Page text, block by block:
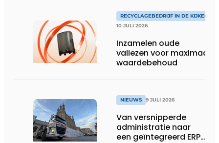
RECYCLAGEBEDRIJF IN DE KIJKER
10 JULI 2026
Inzamelen oude
valiezen voor maximaal
waardebehoud
NIEUWS 9 JULI 2026
Van versnipperde
administratie naar
een geïntegreerd ERP-